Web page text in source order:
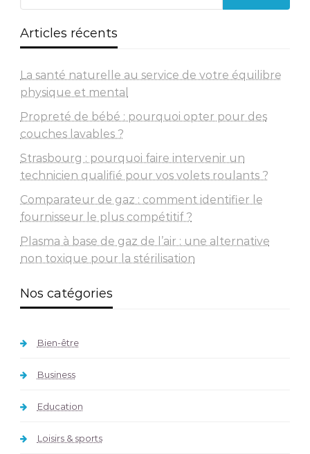
Articles récents
La santé naturelle au service de votre équilibre
physique et mental
Propreté de bébé : pourquoi opter pour des
couches lavables ?
Strasbourg : pourquoi faire intervenir un
technicien qualifié pour vos volets roulants ?
Comparateur de gaz : comment identifier le
fournisseur le plus compétitif ?
Plasma à base de gaz de l’air : une alternative
non toxique pour la stérilisation
Nos catégories
Bien-être
Business
Education
Loisirs & sports